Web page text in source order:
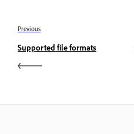
Previous
Supported file formats